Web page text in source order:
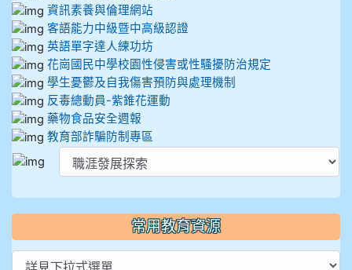
資訊素養與倫理網站
客語能力中級暨中高級認證
英語單字達人練功坊
花崗國民中學校園性侵害或性騷擾防治規定
學生憂鬱及自我傷害預防與處理機制
反毒總動員-紫錐花運動
藥物食品安全週報
教育部詐騙防制專區
常用教育資源